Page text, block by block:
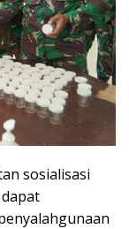
sosialisasi